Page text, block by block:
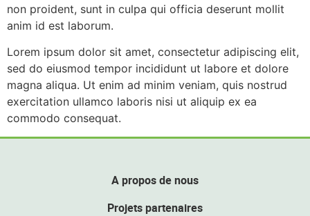
non proident, sunt in culpa qui officia deserunt mollit
anim id est laborum.
Lorem ipsum dolor sit amet, consectetur adipiscing elit,
sed do eiusmod tempor incididunt ut labore et dolore
magna aliqua. Ut enim ad minim veniam, quis nostrud
exercitation ullamco laboris nisi ut aliquip ex ea
commodo consequat.
A propos de nous
Projets partenaires